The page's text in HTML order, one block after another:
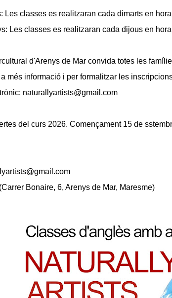
Les classes es realitzaran cada dimarts en
Les classes es realitzaran cada dijous en
d'Arenys de Mar convida totes les
més informació i per formalitzar les
naturallyartists@gmail.com
del curs 2026. Començament 15 de
Bonaire, 6, Arenys de Mar, Maresme)